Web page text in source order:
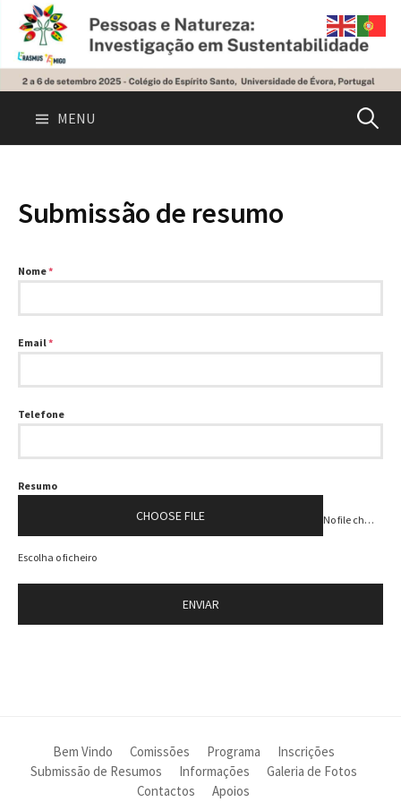
Skip
content
MENU
Submissão de resumo
Nome*
Email*
Telefone
Resumo
CHOOSE FILE No file chosen
Escolha o ficheiro
ENVIAR
Bem Vindo Comissões Programa
Inscrições
Submissão de Resumos
Informações
Galeria de Fotos
Contactos
Apoios